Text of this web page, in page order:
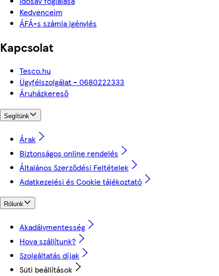
Kedvenceim
ÁFÁ-s számla igénylés
Kapcsolat
Tesco.hu
Ügyfélszolgálat - 0680222333
Áruházkereső
Segítünk
Árak
Biztonságos online rendelés
Általános Szerződési Feltételek
Adatkezelési és Cookie tájékoztató
Rólunk
Akadálymentesség
Hova szállítunk?
Szolgáltatás díjak
Süti beállítások